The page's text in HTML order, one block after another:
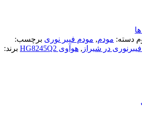
دسته: مودم, مودم فیبر نوری برچسب:
در شیراز , هوآوی HG8245Q2
برند: